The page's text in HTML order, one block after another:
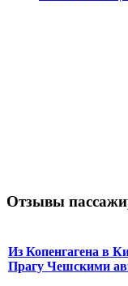
Отзывы
Из Копенгагена в
Прагу Чешскими